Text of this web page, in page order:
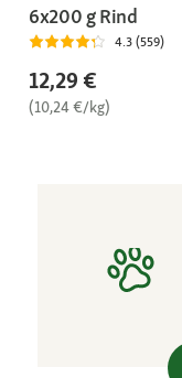
6x200 g Rind
4.3 (559)
12,29 €
(10,24 €/kg)